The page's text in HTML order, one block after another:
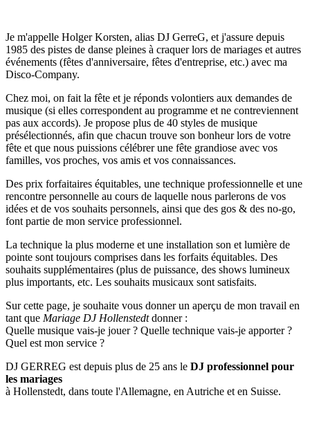
Je m'appelle Holger Korsten, alias DJ GerreG, et j'assure depuis
1985 des pistes de danse pleines à craquer lors de mariages et autres
événements (fêtes d'anniversaire, fêtes d'entreprise, etc.) avec ma
Disco-Company.
Chez moi, on fait la fête et je réponds volontiers aux demandes de
musique (si elles correspondent au programme et ne contreviennent
pas aux accords). Je propose plus de 40 styles de musique
présélectionnés, afin que chacun trouve son bonheur lors de votre
fête et que nous puissions célébrer une fête grandiose avec vos
familles, vos proches, vos amis et vos connaissances.
Des prix forfaitaires équitables, une technique professionnelle et une
rencontre personnelle au cours de laquelle nous parlerons de vos
idées et de vos souhaits personnels, ainsi que des gos & des no-go,
font partie de mon service professionnel.
La technique la plus moderne et une installation son et lumière de
pointe sont toujours comprises dans les forfaits équitables. Des
souhaits supplémentaires (plus de puissance, des shows lumineux
plus importants, etc. Les souhaits musicaux sont satisfaits.
Sur cette page, je souhaite vous donner un aperçu de mon travail en
tant que Mariage DJ Hollenstedt donner :
Quelle musique vais-je jouer ? Quelle technique vais-je apporter ?
Quel est mon service ?
DJ GERREG est depuis plus de 25 ans le DJ professionnel pour
les mariages
à Hollenstedt, dans toute l'Allemagne, en Autriche et en Suisse.